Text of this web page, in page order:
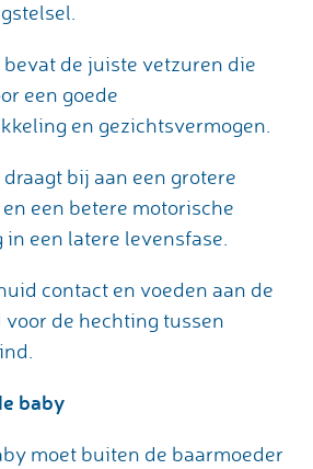
de juiste vetzuren die
een goede
en gezichtsvermogen.
bij aan een grotere
een betere motorische
een latere levensfase.
contact en voeden aan de
voor de hechting tussen
baby
moet buiten de baarmoeder